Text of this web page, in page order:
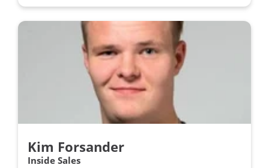
Kim Forsander
Inside Sales